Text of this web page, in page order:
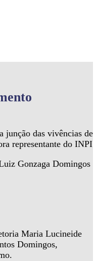
junção das vivências de
representante do INPI
Gonzaga Domingos
Maria Lucineide
Domingos,